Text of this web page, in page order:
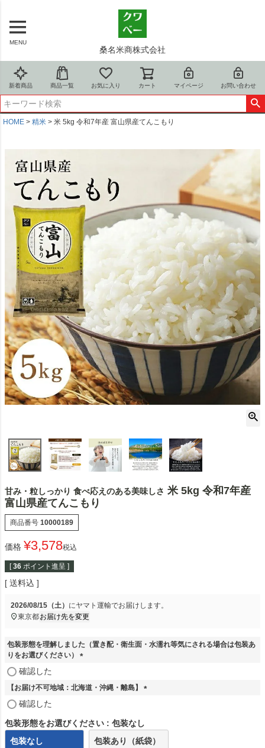
MENU
桑名米商株式会社
新着商品 商品一覧 お気に入り カート マイページ お問い合わせ
HOME 精米 米 5kg 令和7年産 富山県産てんこもり
甘み・粒しっかり 食べ応えのある美味しさ 米 5kg 令和7年産
富山県産てんこもり
商品番号 10000189
価格 ¥3,578税込
[ 36 ポイント進呈 ]
送料込
2026/08/15（土） にヤマト運輸でお届けします。
東京都お届け先を変更
包装形態を理解しました（置き配・衛生面・水濡れ等気にされる場合は包装あ
りをお選びください）
須
確認した
【お届け不可地域：北海道・沖縄・離島】
)
確認した
包装形態をお選びください
包装なし
包装なし
包装あり（紙袋）